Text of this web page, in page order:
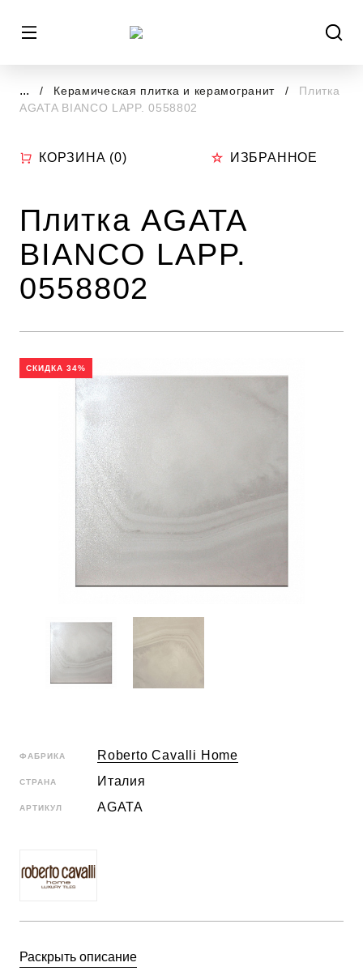
... Керамическая плитка и керамогранит
Плитка
AGATA BIANCO LAPP. 0558802
КОРЗИНА (0) ИЗБРАННОЕ
Плитка AGATA
BIANCO LAPP.
0558802
СКИДКА 34%
ФАБРИКА Roberto Cavalli Home
СТРАНА Италия
АРТИКУЛ AGATA
Раскрыть описание